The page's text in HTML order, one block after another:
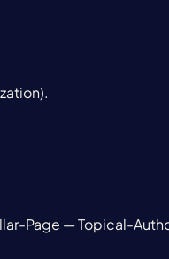
Page — Topical-